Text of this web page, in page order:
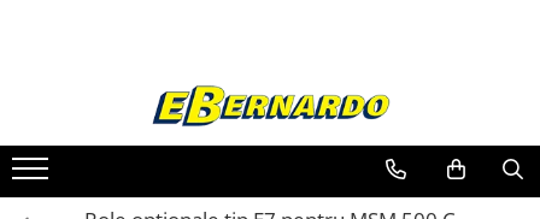
Prelucrare metal
Fierastraie pentru metal
Ferastraie mobile pentru metal